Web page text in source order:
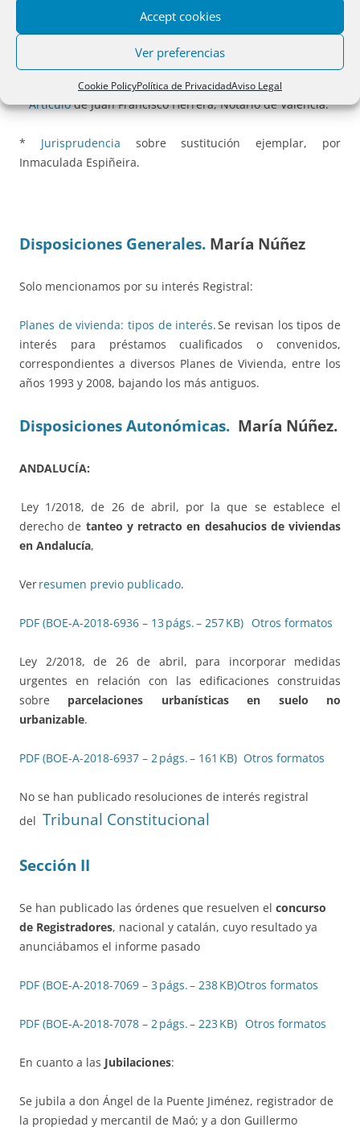
Accept cookies
Ver preferencias
Cookie PolicyPolítica de PrivacidadAviso Legal
incapaz que no ha otorgado testamento
art. 425-10, apartado primero
Ver también:
*Artículode Juan Francisco Herrera, Notario de Valencia.
* Jurisprudencia sobre sustitución ejemplar, por
Inmaculada Espiñeira.
Disposiciones Generales. María Núñez
Solo mencionamos por su interés Registral:
Planes de vivienda: tipos de interés. Se revisan los tipos de
interés para préstamos cualificados o convenidos,
correspondientes a diversos Planes de Vivienda, entre los
años 1993 y 2008, bajando los más antiguos.
Disposiciones Autonómicas. María Núñez.
ANDALUCÍA:
Ley 1/2018, de 26 de abril, por la que se establece el
derecho de tanteo y retracto en desahucios de viviendas
en Andalucía,
Verresumen previo publicado.
PDF (BOE-A-2018-6936 – 13 págs. – 257 KB) Otros formatos
Ley 2/2018, de 26 de abril, para incorporar medidas
urgentes en relación con las edificaciones construidas
sobre parcelaciones urbanísticas en suelo no
urbanizable.
PDF (BOE-A-2018-6937 – 2 págs. – 161 KB) Otros formatos
No se han publicado resoluciones de interés registral
del Tribunal Constitucional
Sección II
Se han publicado las órdenes que resuelven el concurso
de Registradores, nacional y catalán, cuyo resultado ya
anunciábamos el informe pasado
PDF (BOE-A-2018-7069 – 3 págs. – 238 KB)Otros formatos
PDF (BOE-A-2018-7078 – 2 págs. – 223 KB) Otros formatos
En cuanto a las Jubilaciones:
Se jubila a don Ángel de la Puente Jiménez, registrador de
la propiedad y mercantil de Maó; y a don Guillermo